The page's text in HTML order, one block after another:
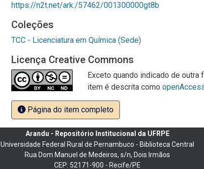
https://n2t.net/ark:/57462/001300000gt8b
Coleções
TCC - Licenciatura em Química (Sede)
Licença Creative Commons
Exceto quando indicado de outra
item é descrita como
Página do item completo
Arandu - Repositório Institucional da UFRPE
Universidade Federal Rural de Pernambuco - Biblioteca Central
Rua Dom Manuel de Medeiros, s/n, Dois Irmãos
CEP: 52171-900 - Recife/PE